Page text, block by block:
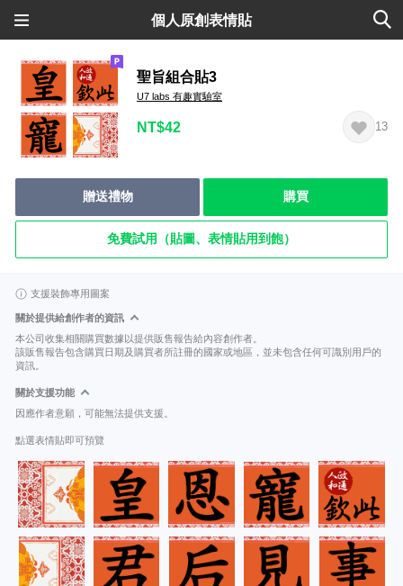
個人原創表情貼
聖旨組合貼3
U7 labs 有趣實驗室
NT$42 13
贈送禮物 購買
免費試用（貼圖、表情貼用到飽）
支援裝飾專用圖案
關於提供給創作者的資訊
本公司收集相關購買數據以提供販售報告給內容創作者。
該販售報告包含購買日期及購買者所註冊的國家或地區，並未包含任何可識別用戶的
資訊。
關於支援功能
因應作者意願，可能無法提供支援。
點選表情貼即可預覽